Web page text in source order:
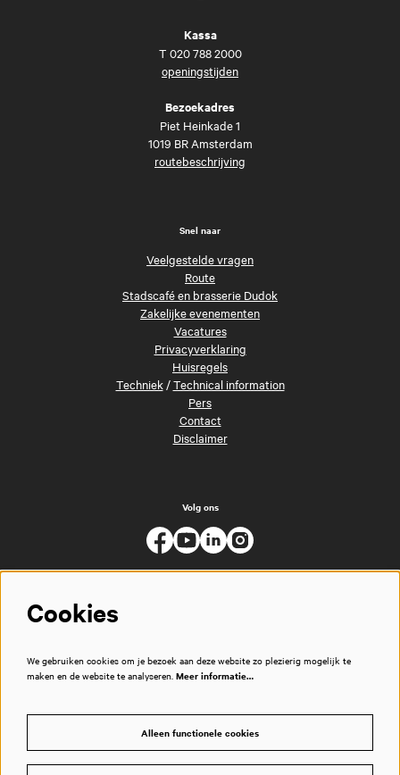
Kassa
T 020 788 2000
openingstijden
Bezoekadres
Piet Heinkade 1
1019 BR Amsterdam
routebeschrijving
Snel naar
Veelgestelde vragen
Route
Stadscafé en brasserie Dudok
Zakelijke evenementen
Vacatures
Privacyverklaring
Huisregels
Techniek/Technical information
Pers
Contact
Disclaimer
Volg ons
Cookies
We gebruiken cookies om je bezoek aan deze website zo plezierig mogelijk te
maken en de website te analyseren. Meer informatie…
Alleen functionele cookies